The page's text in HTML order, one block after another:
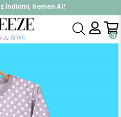
İndirimi, Hemen Al!
Kap, Hemen Üye Ol!
0
Pijama Takımları Kız Çocuk Pijama Takımı Puantiyeli Baskı Açık Gri (6 Yaş)